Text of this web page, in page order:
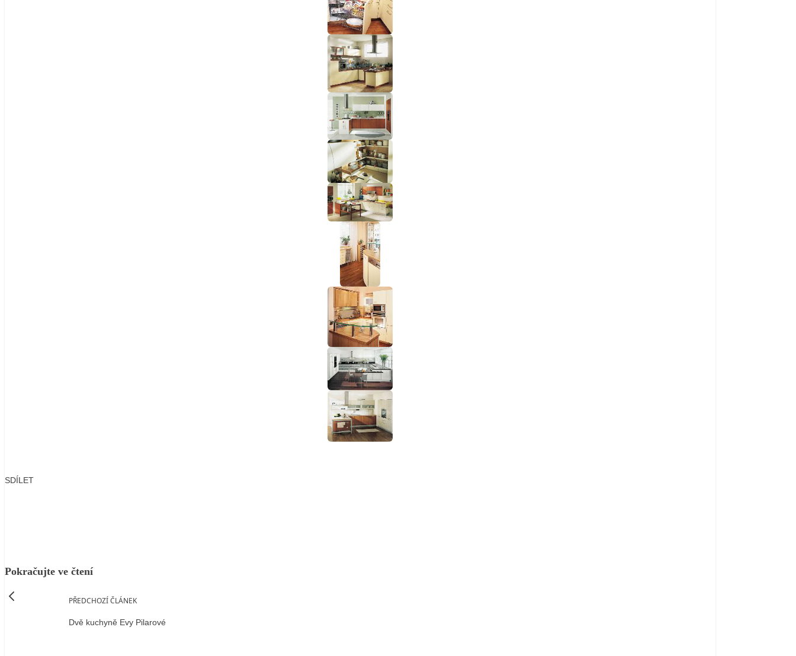
SDÍLET
Pokračujte ve čtení
PŘEDCHOZÍ ČLÁNEK
Dvě kuchyně Evy Pilarové